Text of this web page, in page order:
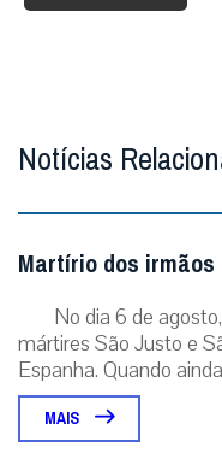
Notícias
Martírio dos
No dia 6 de
mártires São Justo e
Espanha. Quando
MAIS